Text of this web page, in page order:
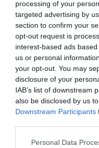
processing of your
targeted advertising by
section to confirm your
opt-out request is
interest-based ads
us or personal
your opt-out. You may
disclosure of your
IAB’s list of downstream
also be disclosed by us
Downstream Participants
Please note that this
Personal Data
Φωτογραφίες-κειμήλια
Από τον 19ο αιώνα
ΟΡΜΟΣ ΚΟΡΘΙΟΥ: Όταν
Η Άνδρος συνεχίζει
ΠΡΟΣΟΧΗ: Πολύ
Κυκλάδες
ΧΩΡΟΤΑΞΙΚΟ ΓΙΑ